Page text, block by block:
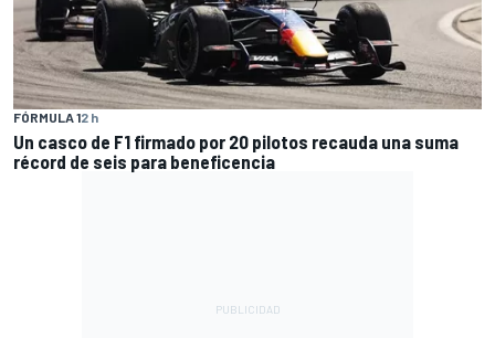
FÓRMULA 12 h
Un casco de F1 firmado por 20 pilotos recauda una suma
récord de seis para beneficencia